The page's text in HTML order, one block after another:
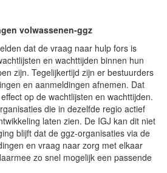
volwassenen-ggz
dat de vraag naar hulp fors is
en wachttijden binnen hun
zijn. Tegelijkertijd zijn er bestuurders
en aanmeldingen afnemen. Dat
op de wachtlijsten en wachttijden.
die in dezelfde regio actief
laten zien. De IGJ kan dit niet
blijft dat de ggz-organisaties via de
en vraag naar zorg met elkaar
zo snel mogelijk een passende